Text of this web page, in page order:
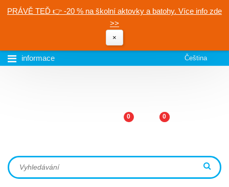
PRÁVĚ TEĎ 👉 -20 % na školní aktovky a batohy. Více info zde
>>
×
informace Čeština
0 0